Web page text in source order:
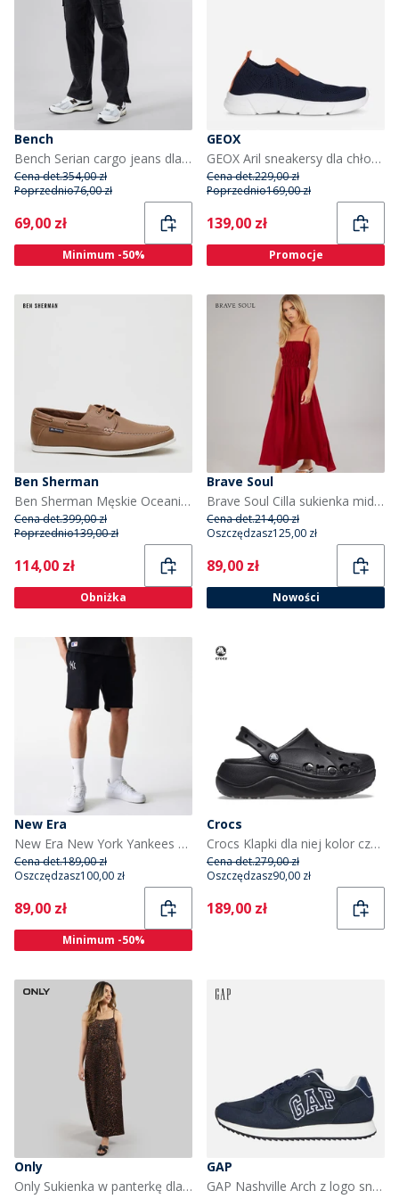
Bench
Bench Serian cargo jeans dla niego kolor sprany czarny
Cena det.354,00 zł
Poprzednio76,00 zł
Current
69,00 zł
Minimum -50%
GEOX
GEOX Aril sneakersy dla chłopca kolor Navy/Pomarańczowy
Cena det.229,00 zł
Poprzednio169,00 zł
Current
139,00 zł
Promocje
Ben Sherman
Ben Sherman Męskie Oceanic Deck Buty Żeglarskie Mid Brązowy
Cena det.399,00 zł
Poprzednio139,00 zł
Current
114,00 zł
Obniżka
Brave Soul
Brave Soul Cilla sukienka midi o fasonie A dla niej kolor Czerwony
Cena det.214,00 zł
Oszczędzasz125,00 zł
Current
89,00 zł
Nowości
New Era
New Era New York Yankees spodenki czarne dla niego kolor Blk
Cena det.189,00 zł
Oszczędzasz100,00 zł
Current
89,00 zł
Minimum -50%
Crocs
Crocs Klapki dla niej kolor czarny
Cena det.279,00 zł
Oszczędzasz90,00 zł
Current
189,00 zł
Only
Only Sukienka w panterkę dla niej kolor Czarny
GAP
GAP Nashville Arch z logo sneakersy dla niego kolor Navy